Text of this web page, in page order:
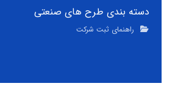
دسته بندی طرح های صنعتی
راهنمای ثبت شرکت